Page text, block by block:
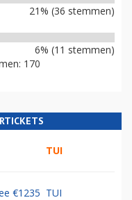
21% (36 stemmen)
6% (11 stemmen)
170
TUI
€1235 TUI